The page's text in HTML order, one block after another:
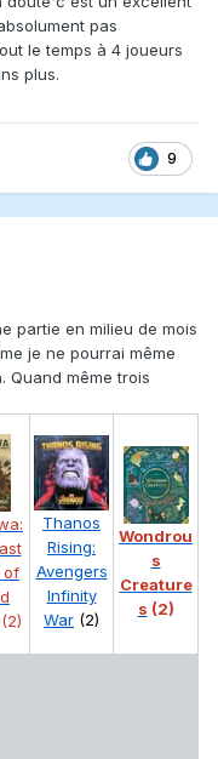
pas
le temps à 4 joueurs
plus.
9
partie en milieu de mois
je ne pourrai même
Quand même trois
of
(2)
Thanos
Rising:
Avengers
Infinity
War (2)
Wondrou
s
Creature
s (2)